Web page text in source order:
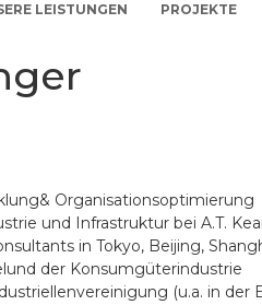
LEISTUNGEN PROJEKTE
Organisationsoptimierung
und Infrastruktur bei A.T.
in Tokyo, Beijing,
der Konsumgüterindustrie
(u.a. in der